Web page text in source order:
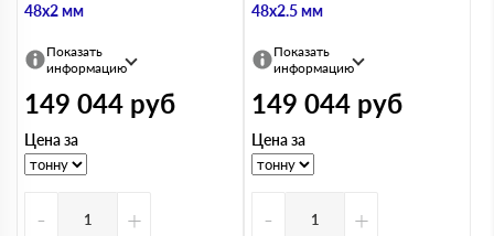
48х2 мм
Показать
информацию
149 044 руб
Цена за
- +
48х2.5 мм
Показать
информацию
149 044 руб
Цена за
- +